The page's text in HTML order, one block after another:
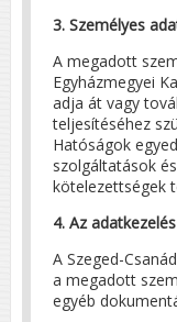
3. Személyes
A megadott
Egyházmegyei
adja át vagy
teljesítéséhez
Hatóságok
szolgáltatások
kötelezettségek
4. Az
A Szeged-
a megadott
egyéb